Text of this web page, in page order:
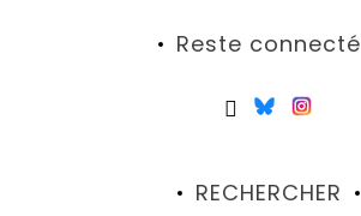
Reste connecté
RECHERCHER